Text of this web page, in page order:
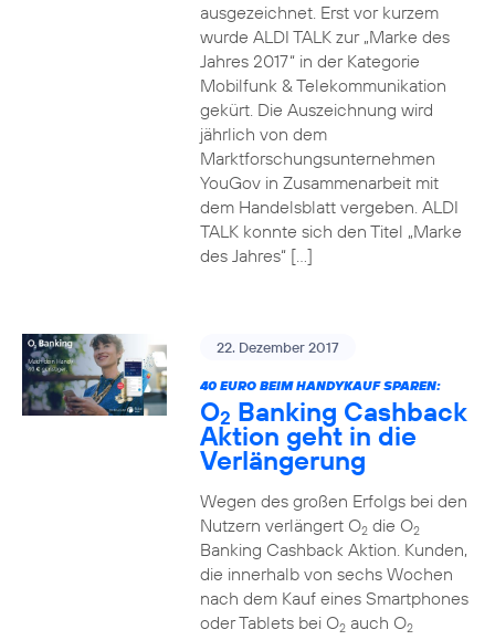
ausgezeichnet. Erst vor kurzem
wurde ALDI TALK zur „Marke des
Jahres 2017“ in der Kategorie
Mobilfunk & Telekommunikation
gekürt. Die Auszeichnung wird
jährlich von dem
Marktforschungsunternehmen
YouGov in Zusammenarbeit mit
dem Handelsblatt vergeben. ALDI
TALK konnte sich den Titel „Marke
des Jahres“ […]
22. Dezember 2017
40 EURO BEIM HANDYKAUF SPAREN:
O2 Banking Cashback
Aktion geht in die
Verlängerung
Wegen des großen Erfolgs bei den
Nutzern verlängert O2die O2
Banking Cashback Aktion. Kunden,
die innerhalb von sechs Wochen
nach dem Kauf eines Smartphones
oder Tablets bei O2auch O2